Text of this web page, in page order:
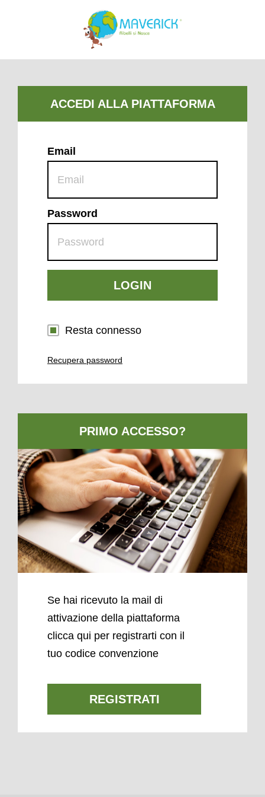
Email
Password
LOGIN
Resta connesso
Recupera password
Se hai ricevuto la mail di
attivazione della piattaforma
clicca qui per registrarti con il
tuo codice convenzione
REGISTRATI